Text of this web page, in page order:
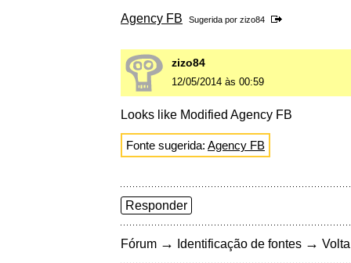
Agency FB Sugerida por zizo84
zizo84
12/05/2014 às 00:59
Looks like Modified Agency FB
Fonte sugerida: Agency FB
Responder
Fórum → Identificação de fontes →